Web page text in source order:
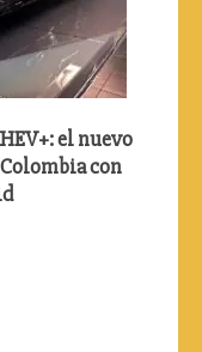
el nuevo
con